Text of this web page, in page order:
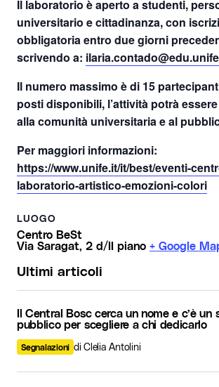
Il laboratorio è aperto a studenti,
universitario e cittadinanza, con
obbligatoria entro due giorni
scrivendo a:
Il numero massimo è di 15
posti disponibili, l’attività potrà
alla comunità universitaria e al
Per maggiori informazioni:
https://www.unife.it/it/best/eventi-
laboratorio-artistico-emozioni-colori
LUOGO
Centro BeSt
Via Saragat, 2 d/II piano + Google
Ultimi articoli
Il Central Bosc cerca un nome e c’è un
pubblico per scegliere a chi dedicarlo
Segnalazioni di Clelia Antolini